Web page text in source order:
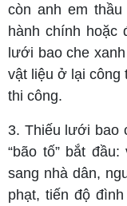
còn anh em
hành chính hoặc
lưới bao che
vật liệu ở lại công
thi công.
3. Thiếu lưới bao
“bão tố” bắt
sang nhà dân,
phạt, tiến độ